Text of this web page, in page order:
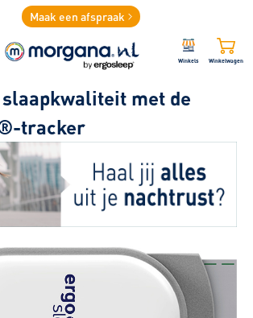
Maak een afspraak
Winkels Winkelwagen
met de
tracker